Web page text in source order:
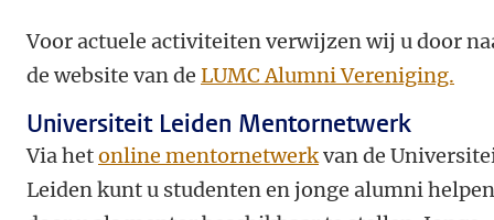
Voor actuele activiteiten verwijzen wij u door
de website van de LUMC Alumni Vereniging.
Universiteit Leiden Mentornetwerk
Via hetonline mentornetwerkvan de
Leiden kunt u studenten en jonge alumni helpen